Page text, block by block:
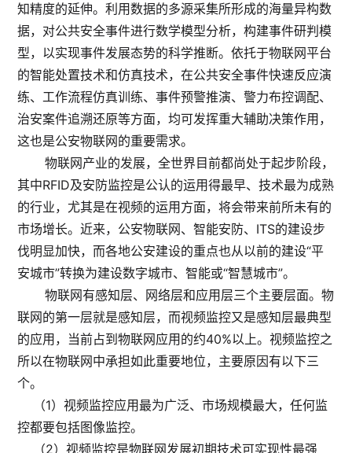
知精度的延伸。利用数据的多源采集所形成的海量异构数
据，对公共安全事件进行数学模型分析，构建事件研判模
型，以实现事件发展态势的科学推断。依托于物联网平台
的智能处置技术和仿真技术，在公共安全事件快速反应演
练、工作流程仿真训练、事件预警推演、警力布控调配、
治安案件追溯还原等方面，均可发挥重大辅助决策作用，
这也是公安物联网的重要需求。
物联网产业的发展，全世界目前都尚处于起步阶段，
其中RFID及安防监控是公认的运用得最早、技术最为成熟
的行业，尤其是在视频的运用方面，将会带来前所未有的
市场增长。近来，公安物联网、智能安防、ITS的建设步
伐明显加快，而各地公安建设的重点也从以前的建设“平
安城市”转换为建设数字城市、智能或“智慧城市”。
物联网有感知层、网络层和应用层三个主要层面。物
联网的第一层就是感知层，而视频监控又是感知层最典型
的应用，当前占到物联网应用的约40%以上。视频监控之
所以在物联网中承担如此重要地位，主要原因有以下三
个。
（1）视频监控应用最为广泛、市场规模最大，任何监
控都要包括图像监控。
（2）视频监控是物联网发展初期技术可实现性最强